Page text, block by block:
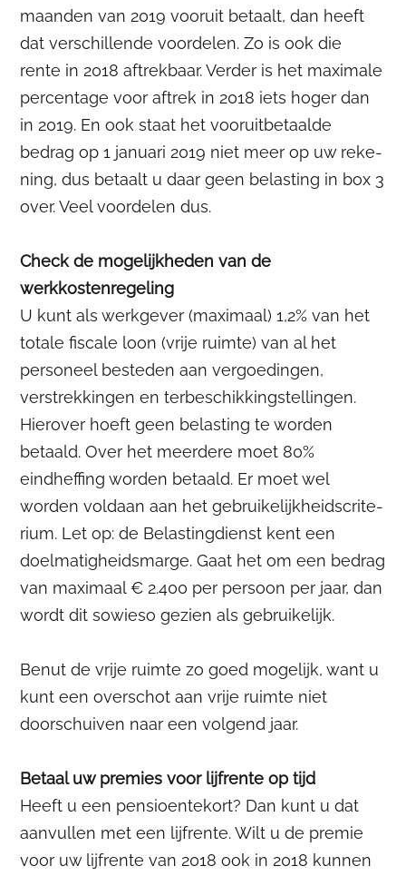
maanden van 2019 vooruit betaalt, dan heeft
dat verschillende voordelen. Zo is ook die
rente in 2018 aftrekbaar. Verder is het maximale
percentage voor aftrek in 2018 iets hoger dan
in 2019. En ook staat het vooruitbetaalde
bedrag op 1 januari 2019 niet meer op uw reke-
ning, dus betaalt u daar geen belasting in box 3
over. Veel voordelen dus.
Check de mogelijkheden van de
werkkostenregeling
U kunt als werkgever (maximaal) 1,2% van het
totale fiscale loon (vrije ruimte) van al het
personeel besteden aan vergoedingen,
verstrekkingen en terbeschikkingstellingen.
Hierover hoeft geen belasting te worden
betaald. Over het meerdere moet 80%
eindheffing worden betaald. Er moet wel
worden voldaan aan het gebruikelijkheidscrite-
rium. Let op: de Belastingdienst kent een
doelmatigheidsmarge. Gaat het om een bedrag
van maximaal € 2.400 per persoon per jaar, dan
wordt dit sowieso gezien als gebruikelijk.
Benut de vrije ruimte zo goed mogelijk, want u
kunt een overschot aan vrije ruimte niet
doorschuiven naar een volgend jaar.
Betaal uw premies voor lijfrente op tijd
Heeft u een pensioentekort? Dan kunt u dat
aanvullen met een lijfrente. Wilt u de premie
voor uw lijfrente van 2018 ook in 2018 kunnen